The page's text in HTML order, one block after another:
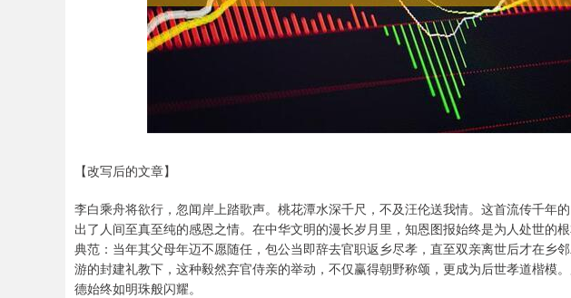
【改写后的文章】
李白乘舟将欲行，忽闻岸上踏歌声。桃花潭水深千尺，不及汪伦送我情。这首流传千年
出了人间至真至纯的感恩之情。在中华文明的漫长岁月里，知恩图报始终是为人处世的
典范：当年其父母年迈不愿随任，包公当即辞去官职返乡尽孝，直至双亲离世后才在乡
游的封建礼教下，这种毅然弃官侍亲的举动，不仅赢得朝野称颂，更成为后世孝道楷模
德始终如明珠般闪耀。